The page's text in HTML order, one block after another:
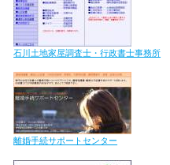
石川土地家屋調査士・行政書士事務所
離婚手続サポートセンター